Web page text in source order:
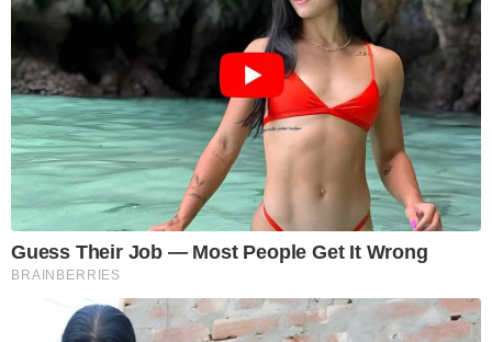
Guess Their Job — Most People Get It Wrong
BRAINBERRIES